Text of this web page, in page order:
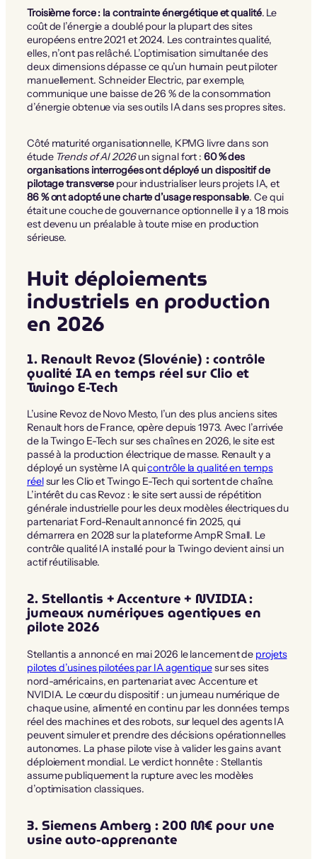
Troisième force : la contrainte énergétique et qualité. Le
coût de l’énergie a doublé pour la plupart des sites
européens entre 2021 et 2024. Les contraintes qualité,
elles, n’ont pas relâché. L’optimisation simultanée des
deux dimensions dépasse ce qu’un humain peut piloter
manuellement. Schneider Electric, par exemple,
communique une baisse de 26 % de la consommation
d’énergie obtenue via ses outils IA dans ses propres sites.
Côté maturité organisationnelle, KPMG livre dans son
étude Trends of AI 2026un signal fort : 60 % des
organisations interrogées ont déployé un dispositif de
pilotage transverse pour industrialiser leurs projets IA, et
86 % ont adopté une charte d’usage responsable. Ce qui
était une couche de gouvernance optionnelle il y a 18 mois
est devenu un préalable à toute mise en production
sérieuse.
Huit déploiements
industriels en production
en 2026
1. Renault Revoz (Slovénie) : contrôle
qualité IA en temps réel sur Clio et
Twingo E-Tech
L’usine Revoz de Novo Mesto, l’un des plus anciens sites
Renault hors de France, opère depuis 1973. Avec l’arrivée
de la Twingo E-Tech sur ses chaînes en 2026, le site est
passé à la production électrique de masse. Renault y a
déployé un système IA quicontrôle la qualité en temps
réelsur les Clio et Twingo E-Tech qui sortent de chaîne.
L’intérêt du cas Revoz : le site sert aussi de répétition
générale industrielle pour les deux modèles électriques du
partenariat Ford-Renault annoncé fin 2025, qui
démarrera en 2028 sur la plateforme AmpR Small. Le
contrôle qualité IA installé pour la Twingo devient ainsi un
actif réutilisable.
2. Stellantis + Accenture + NVIDIA :
jumeaux numériques agentiques en
pilote 2026
Stellantis a annoncé en mai 2026 le lancement de projets
pilotes d’usines pilotées par IA agentiquesur ses sites
nord-américains, en partenariat avec Accenture et
NVIDIA. Le cœur du dispositif : un jumeau numérique de
chaque usine, alimenté en continu par les données temps
réel des machines et des robots, sur lequel des agents IA
peuvent simuler et prendre des décisions opérationnelles
autonomes. La phase pilote vise à valider les gains avant
déploiement mondial. Le verdict honnête : Stellantis
assume publiquement la rupture avec les modèles
d’optimisation classiques.
3. Siemens Amberg : 200 M€ pour une
usine auto-apprenante